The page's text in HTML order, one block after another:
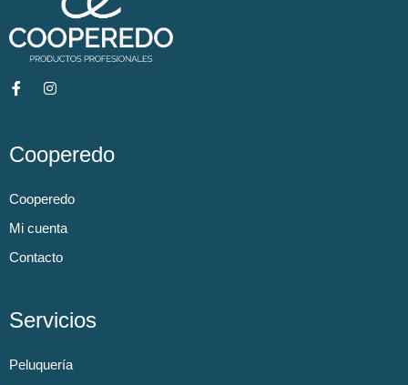
Cooperedo
Cooperedo
Mi cuenta
Contacto
Servicios
Peluquería